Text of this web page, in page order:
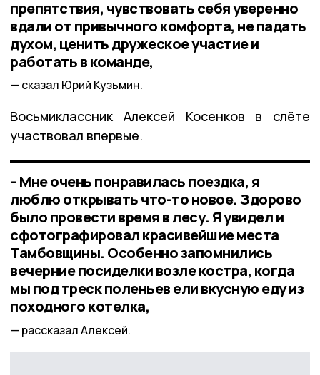
препятствия, чувствовать себя уверенно
вдали от привычного комфорта, не падать
духом, ценить дружеское участие и
работать в команде,
сказал Юрий Кузьмин.
Восьмиклассник Алексей Косенков в слёте
участвовал впервые.
– Мне очень понравилась поездка, я
люблю открывать что-то новое. Здорово
было провести время в лесу. Я увидел и
сфотографировал красивейшие места
Тамбовщины. Особенно запомнились
вечерние посиделки возле костра, когда
мы под треск поленьев ели вкусную еду из
походного котелка,
рассказал Алексей.